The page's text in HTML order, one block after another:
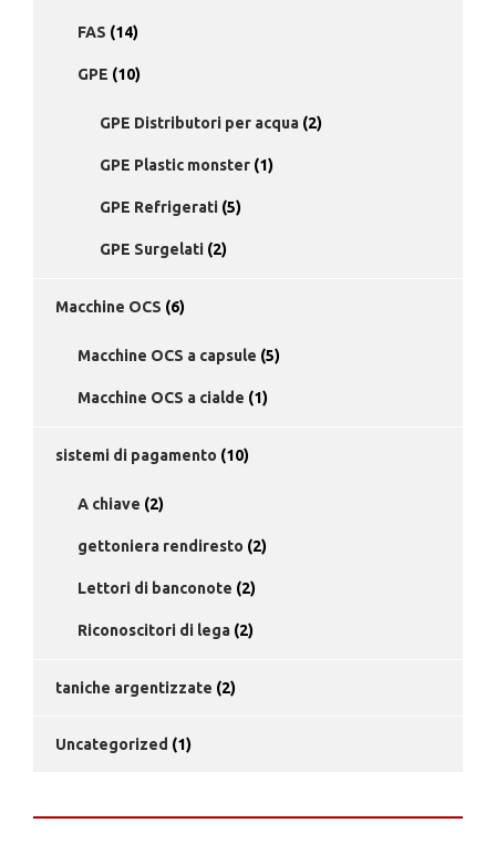
FAS (14)
GPE (10)
GPE Distributori per acqua (2)
GPE Plastic monster (1)
GPE Refrigerati (5)
GPE Surgelati (2)
Macchine OCS (6)
Macchine OCS a capsule (5)
Macchine OCS a cialde (1)
sistemi di pagamento (10)
A chiave (2)
gettoniera rendiresto (2)
Lettori di banconote (2)
Riconoscitori di lega (2)
taniche argentizzate (2)
Uncategorized (1)